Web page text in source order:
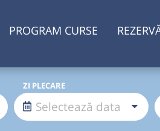
PROGRAM CURSE
ZI PLECARE